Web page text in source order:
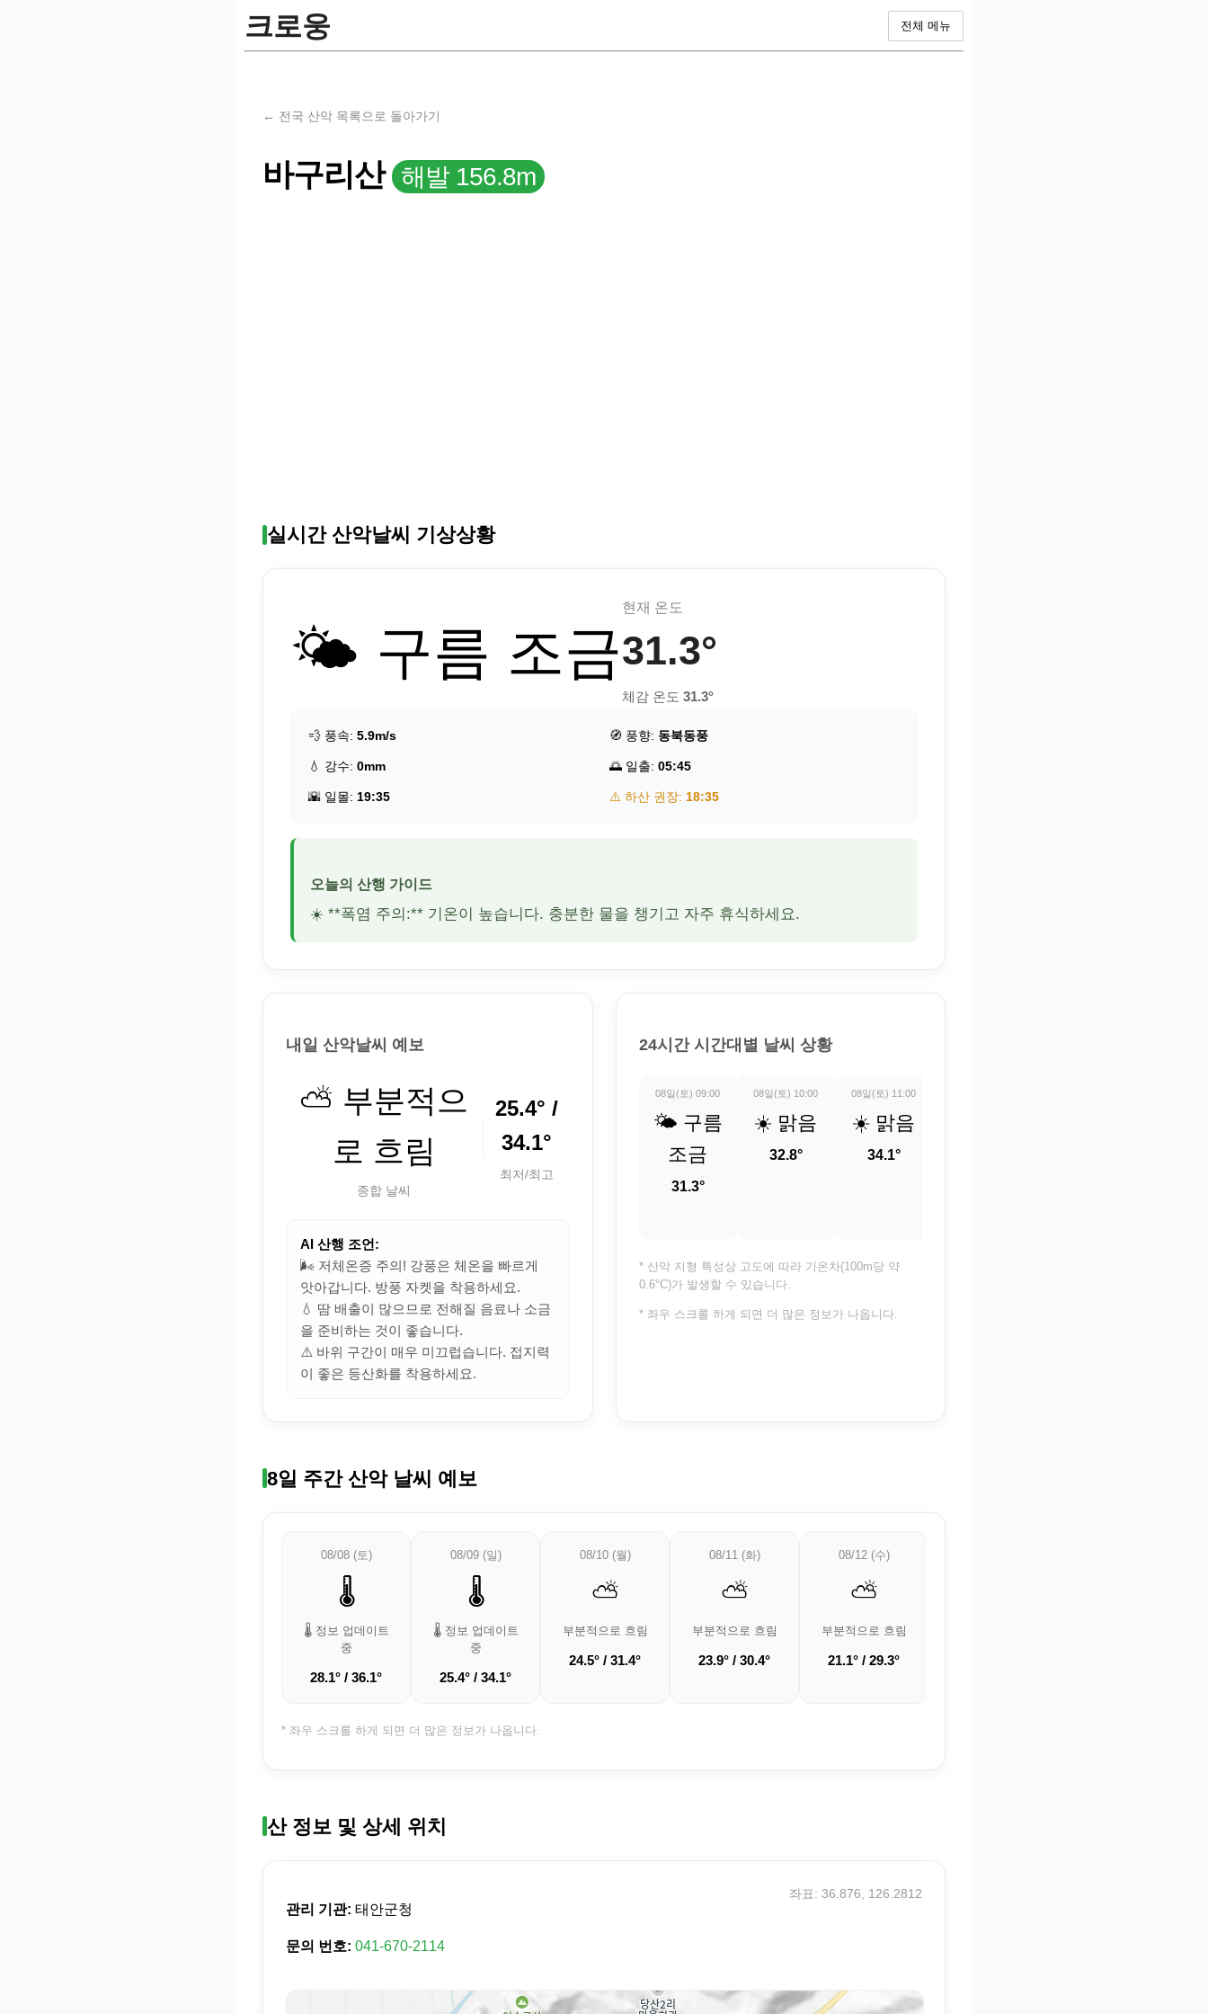
크로웅 전체 메뉴
← 전국 산악 목록으로 돌아가기
바구리산 해발 156.8m
실시간 산악날씨 기상상황
🌤️ 구름 조금
현재 온도
31.3°
체감 온도 31.3°
💨 풍속: 5.9m/s 🧭 풍향: 동북동풍
💧 강수: 0mm 🌅 일출: 05:45
🌇 일몰: 19:35 ⚠️ 하산 권장: 18:35
오늘의 산행 가이드
☀️ **폭염 주의:** 기온이 높습니다. 충분한 물을 챙기고 자주 휴식하세요.
내일 산악날씨 예보
⛅ 부분적으
로 흐림
종합 날씨
25.4° /
34.1°
최저/최고
AI 산행 조언:
🌬️ 저체온증 주의! 강풍은 체온을 빠르게
앗아갑니다. 방풍 자켓을 착용하세요.
💧 땀 배출이 많으므로 전해질 음료나 소금
을 준비하는 것이 좋습니다.
⚠️ 바위 구간이 매우 미끄럽습니다. 접지력
이 좋은 등산화를 착용하세요.
24시간 시간대별 날씨 상황
08일(토) 09:00
🌤️ 구름
조금
31.3°
08일(토) 10:00
☀️ 맑음
32.8°
08일(토) 11:00
☀️ 맑음
34.1°
* 산악 지형 특성상 고도에 따라 기온차(100m당 약
0.6°C)가 발생할 수 있습니다.
* 좌우 스크롤 하게 되면 더 많은 정보가 나옵니다.
8일 주간 산악 날씨 예보
08/08 (토)
🌡️
🌡️ 정보 업데이트
중
28.1° / 36.1°
08/09 (일)
🌡️
🌡️ 정보 업데이트
중
25.4° / 34.1°
08/10 (월)
⛅
부분적으로 흐림
24.5° / 31.4°
08/11 (화)
⛅
부분적으로 흐림
23.9° / 30.4°
08/12 (수)
⛅
부분적으로 흐림
21.1° / 29.3°
* 좌우 스크롤 하게 되면 더 많은 정보가 나옵니다.
산 정보 및 상세 위치
관리 기관: 태안군청
문의 번호: 041-670-2114
좌표: 36.876, 126.2812